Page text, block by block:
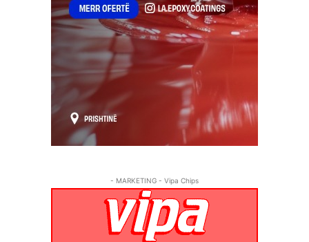
- MARKETING - Vipa Chips